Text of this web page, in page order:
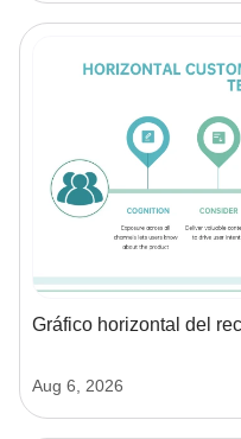
Gráfico horizontal del
Aug 6, 2026